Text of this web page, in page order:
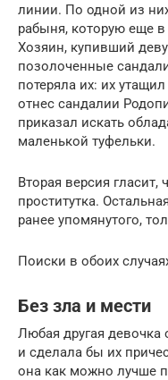
линии. По одной из
рабыня, которую еще
Хозяин, купивший
позолоченные
потеряла их: их
отнес сандалии
приказал искать
маленькой туфельки.
Вторая версия гласит,
проститутка.
ранее упомянутого,
Поиски в обоих
Без зла и мести
Любая другая
и сделала бы их
она как можно лучше